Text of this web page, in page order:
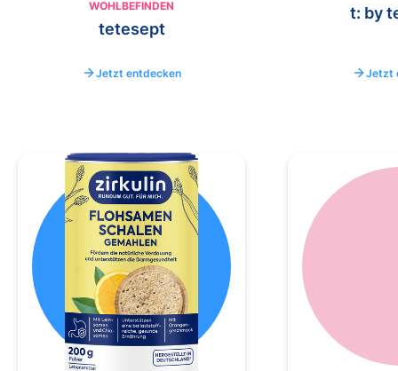
WOHLBEFINDEN
tetesept
Jetzt entdecken
t: by
Jetzt